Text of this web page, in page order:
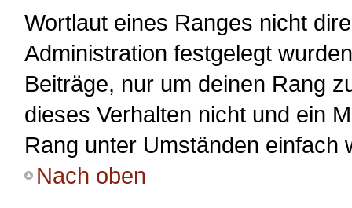
Wortlaut eines Ranges nicht
Administration festgelegt
Beiträge, nur um deinen Rang
dieses Verhalten nicht und ein
Rang unter Umständen einfach
Nach oben